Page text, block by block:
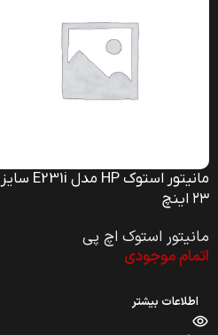
مانیتور استوک HP مدل E231i سایز
۲۳ اینچ
مانیتور استوک اچ پی
اتمام موجودی
اطلاعات بیشتر